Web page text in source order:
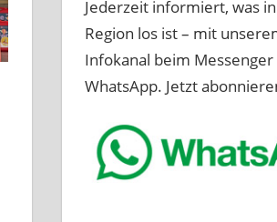
Jederzeit informiert, was
Region los ist – mit
Infokanal beim Messenger
WhatsApp. Jetzt